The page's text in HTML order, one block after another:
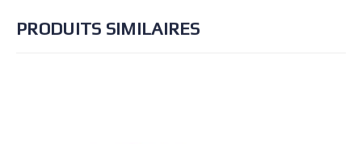
PRODUITS SIMILAIRES